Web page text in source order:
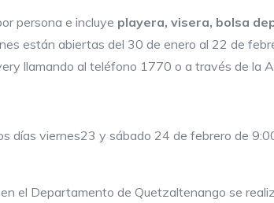
persona e incluye playera, visera, bolsa
están abiertas del 30 de enero al 22 de
llamando al teléfono 1770 o a través de la
días viernes23 y sábado 24 de febrero de
el Departamento de Quetzaltenango se